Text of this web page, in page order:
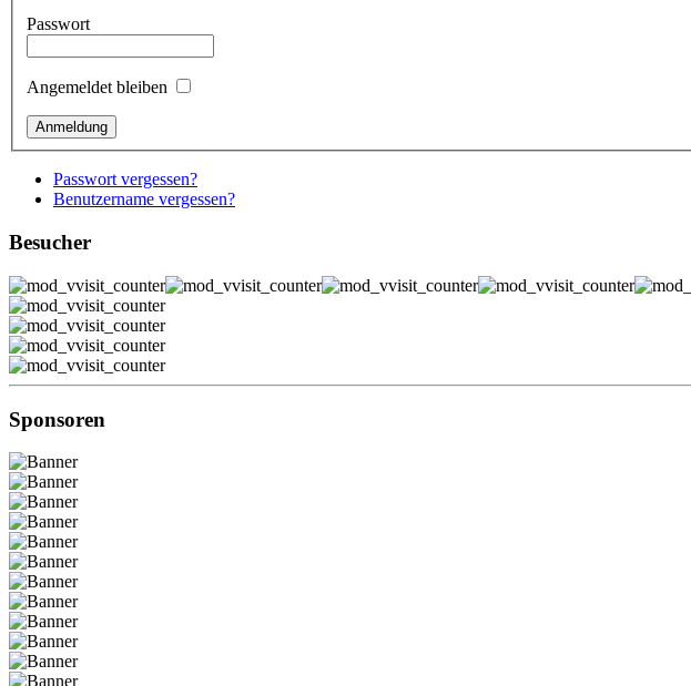
Passwort
Angemeldet bleiben
Passwort vergessen?
Benutzername vergessen?
Besucher
Sponsoren